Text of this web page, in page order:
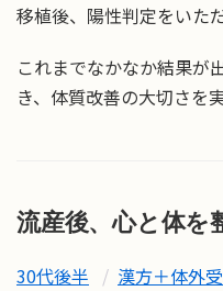
移植後、陽性判定をいた
これまでなかなか結果が
き、体質改善の大切さを
流産後、心と体を
30代後半 漢方＋体外